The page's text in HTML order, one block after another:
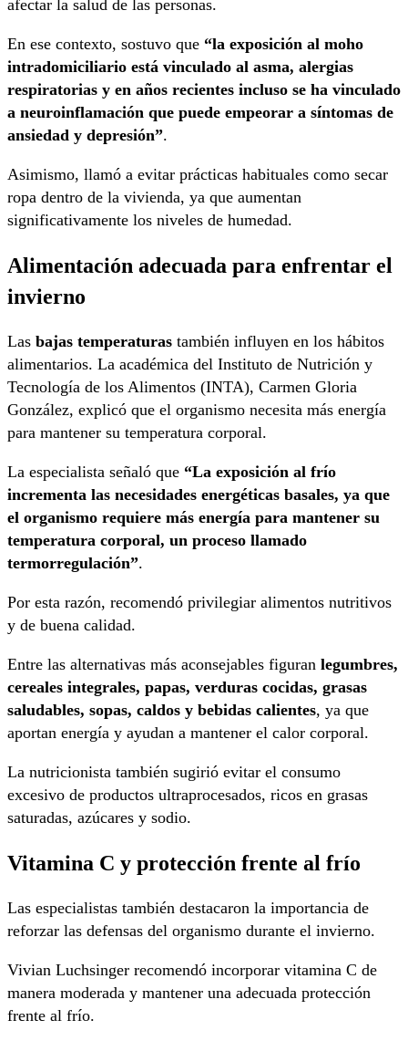
afectar la salud de las personas.
En ese contexto, sostuvo que “la exposición al moho
intradomiciliario está vinculado al asma, alergias
respiratorias y en años recientes incluso se ha vinculado
a neuroinflamación que puede empeorar a síntomas de
ansiedad y depresión”.
Asimismo, llamó a evitar prácticas habituales como secar
ropa dentro de la vivienda, ya que aumentan
significativamente los niveles de humedad.
Alimentación adecuada para enfrentar el
invierno
Las bajas temperaturas también influyen en los hábitos
alimentarios. La académica del Instituto de Nutrición y
Tecnología de los Alimentos (INTA), Carmen Gloria
González, explicó que el organismo necesita más energía
para mantener su temperatura corporal.
La especialista señaló que “La exposición al frío
incrementa las necesidades energéticas basales, ya que
el organismo requiere más energía para mantener su
temperatura corporal, un proceso llamado
termorregulación”.
Por esta razón, recomendó privilegiar alimentos nutritivos
y de buena calidad.
Entre las alternativas más aconsejables figuran legumbres,
cereales integrales, papas, verduras cocidas, grasas
saludables, sopas, caldos y bebidas calientes, ya que
aportan energía y ayudan a mantener el calor corporal.
La nutricionista también sugirió evitar el consumo
excesivo de productos ultraprocesados, ricos en grasas
saturadas, azúcares y sodio.
Vitamina C y protección frente al frío
Las especialistas también destacaron la importancia de
reforzar las defensas del organismo durante el invierno.
Vivian Luchsinger recomendó incorporar vitamina C de
manera moderada y mantener una adecuada protección
frente al frío.